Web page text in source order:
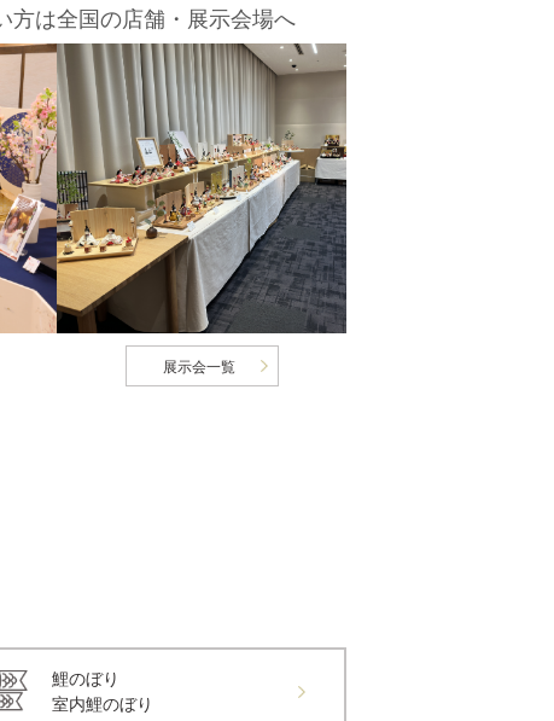
方は全国の店舗・展示会場へ
展示会一覧
鯉のぼり
室内鯉のぼり